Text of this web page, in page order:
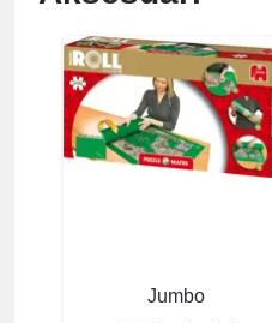
Jumbo